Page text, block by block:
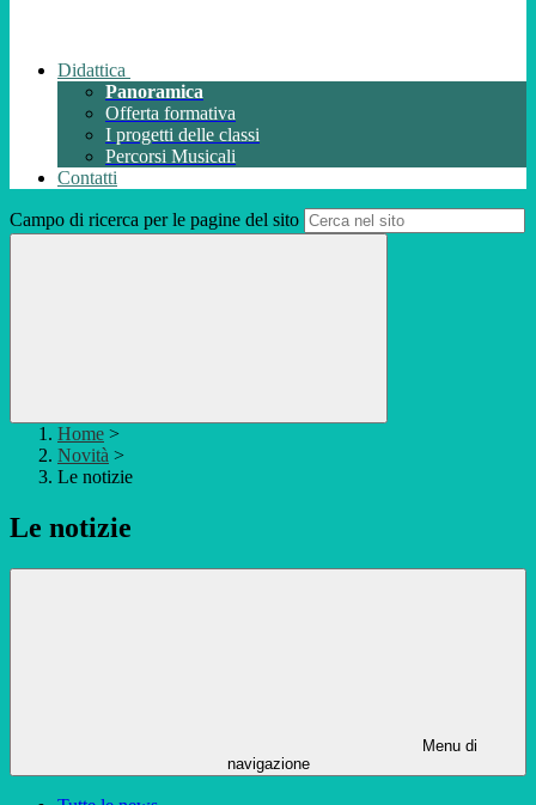
Didattica
Panoramica
Offerta formativa
I progetti delle classi
Percorsi Musicali
Contatti
Campo di ricerca per le pagine del sito
Home >
Novità >
Le notizie
Le notizie
Menu di
navigazione